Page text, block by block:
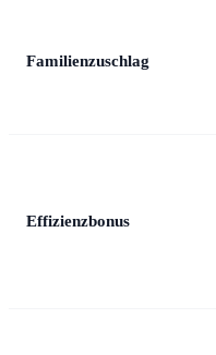
Familienzuschlag
Effizienzbonus